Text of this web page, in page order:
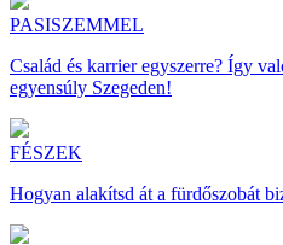
PASISZEMMEL
Család és karrier egyszerre? Így
egyensúly Szegeden!
FÉSZEK
Hogyan alakítsd át a fürdőszobát